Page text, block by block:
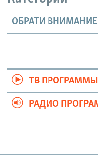
ОБРАТИ ВНИМАНИЕ
ТВ ПРОГРАММЫ
РАДИО